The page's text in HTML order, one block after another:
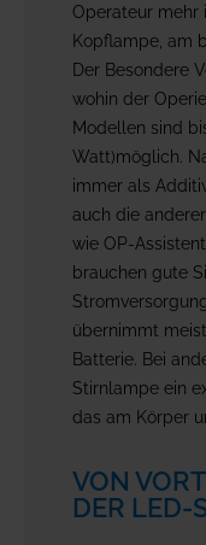
Operateur mehr
Kopflampe, am
Der Besondere
wohin der
Modellen sind
Watt)möglich.
immer als
auch die
wie OP-
brauchen gute
übernimmt
Batterie. Bei
Stirnlampe ein
das am Körper
VON
DER LED-